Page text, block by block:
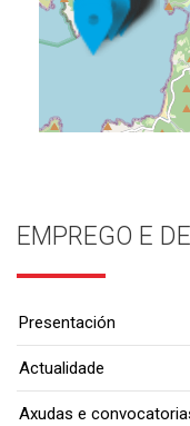
EMPREGO E
Presentación
Actualidade
Axudas e